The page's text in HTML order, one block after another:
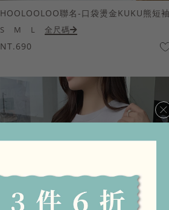
×
S M L 全尺碼
NT.690